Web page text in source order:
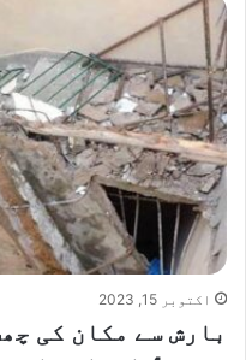
اکتوبر 15, 2023
بارش سے مکان کی